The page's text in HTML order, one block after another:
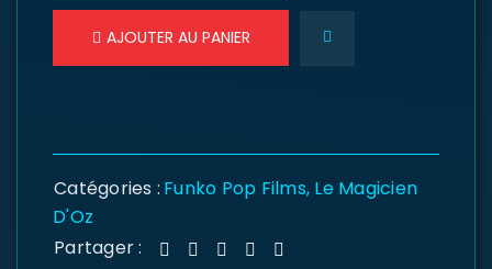
AJOUTER AU PANIER
Catégories : Funko Pop Films, Le Magicien
D'Oz
Partager :